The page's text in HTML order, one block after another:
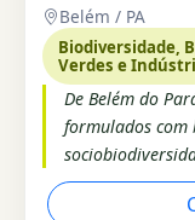
Belém / PA
Biodiversidade,
Verdes e
De Belém do
formulados com